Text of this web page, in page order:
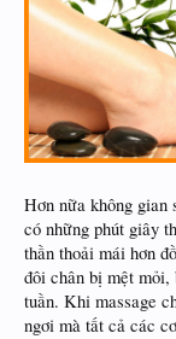
Hơn nữa không gian
có những phút giây
thần thoải mái hơn
đôi chân bị mệt mỏi,
tuần. Khi massage
ngơi mà tất cả các